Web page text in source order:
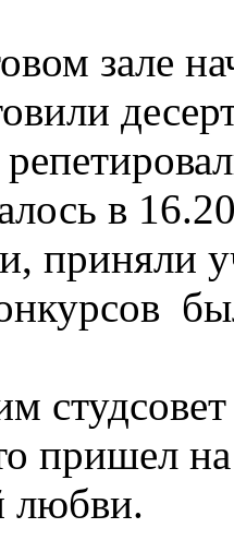
зале
в
приняли
пришел
любви.